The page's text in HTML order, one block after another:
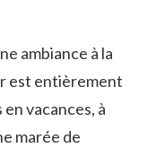
ambiance à la
est entièrement
vacances, à
marée de